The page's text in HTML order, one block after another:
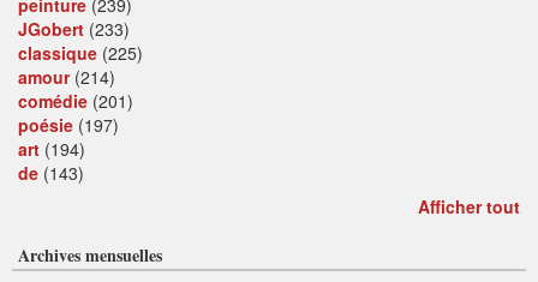
JGobert (233)
classique (225)
amour(214)
comédie (201)
poésie (197)
art (194)
de (143)
Afficher tout
Archives mensuelles